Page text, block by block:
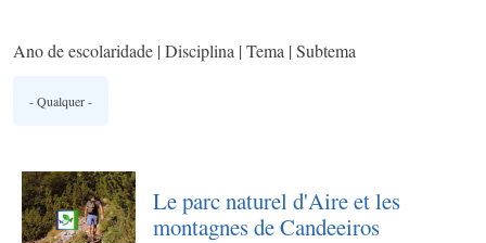
Ano de escolaridade | Disciplina | Tema | Subtema
Le parc naturel d'Aire et les
montagnes de Candeeiros